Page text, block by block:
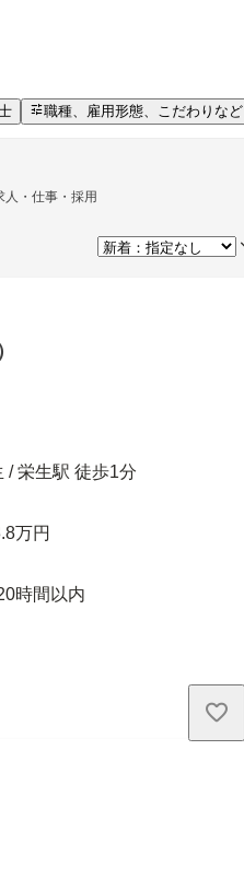
職種、雇用形態、こだわりなど
人・仕事・採用
/ 栄生駅 徒歩1分
万円
時間以内